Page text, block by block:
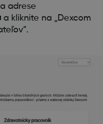
adrese
a kliknite na „Dexcom